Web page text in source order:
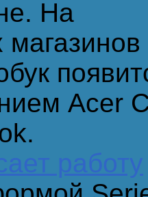
На
магазинов
Acer
работу